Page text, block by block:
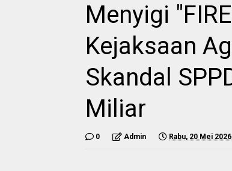
Menyigi
Kejaksaan
Skandal
Miliar
0 Admin Rabu, 20 Mei 2026